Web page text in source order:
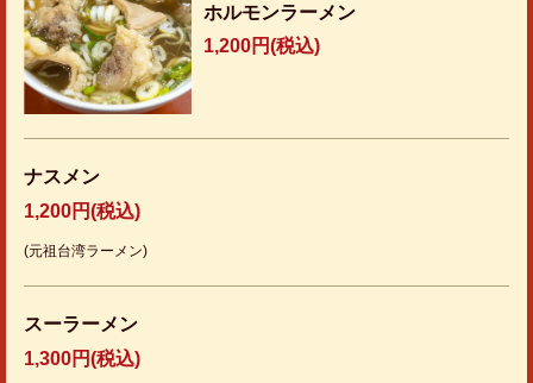
ホルモンラーメン
1,200円(税込)
ナスメン
1,200円(税込)
(元祖台湾ラーメン)
スーラーメン
1,300円(税込)